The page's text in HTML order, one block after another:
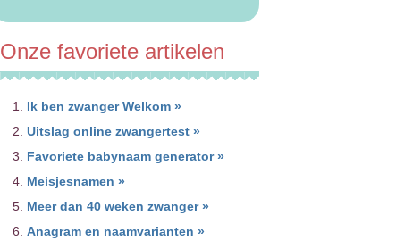
Onze favoriete artikelen
Ik ben zwanger Welkom »
Uitslag online zwangertest »
Favoriete babynaam generator »
Meisjesnamen »
Meer dan 40 weken zwanger »
Anagram en naamvarianten »